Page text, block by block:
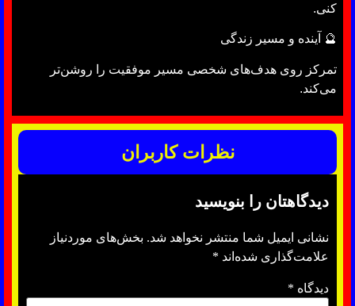
کنی.
🔮 آینده و مسیر زندگی
تمرکز روی هدف‌های شخصی مسیر موفقیت را روشن‌تر
می‌کند.
نظرات کاربران
دیدگاهتان را بنویسید
نشانی ایمیل شما منتشر نخواهد شد. بخش‌های موردنیاز
علامت‌گذاری شده‌اند *
دیدگاه *